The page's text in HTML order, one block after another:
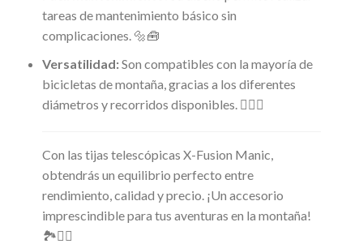
tareas de mantenimiento básico sin
complicaciones. 🔩🧰
Versatilidad:Son compatibles con la mayoría de
bicicletas de montaña, gracias a los diferentes
diámetros y recorridos disponibles. 🚵‍♂️✅
Con las tijas telescópicas X-Fusion Manic,
obtendrás un equilibrio perfecto entre
rendimiento, calidad y precio. ¡Un accesorio
imprescindible para tus aventuras en la montaña!
🏞️🚴‍♀️